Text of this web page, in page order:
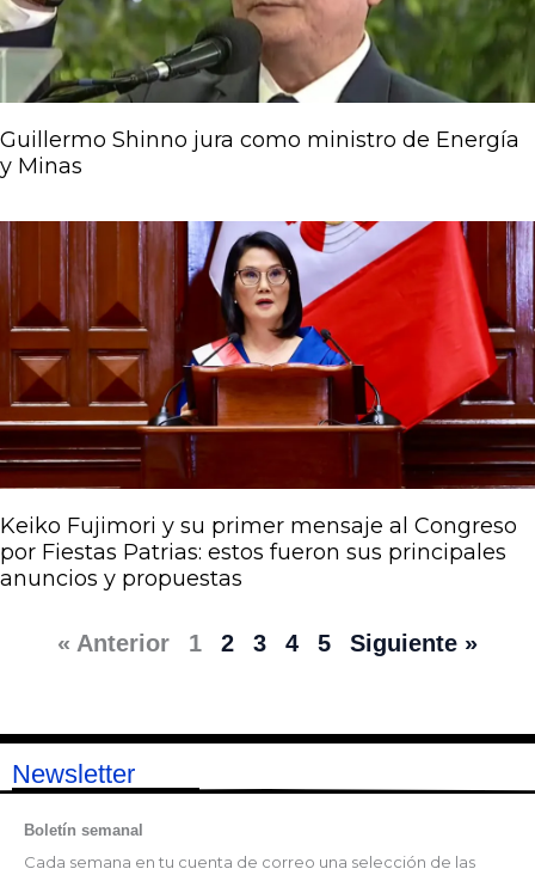
Guillermo Shinno jura como ministro de Energía
y Minas
Keiko Fujimori y su primer mensaje al Congreso
por Fiestas Patrias: estos fueron sus principales
anuncios y propuestas
« Anterior 1 2 3 4 5 Siguiente »
Newsletter
Boletín semanal
Cada semana en tu cuenta de correo una selección de las